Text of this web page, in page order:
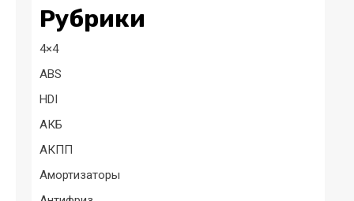
Рубрики
4×4
ABS
HDI
АКБ
АКПП
Амортизаторы